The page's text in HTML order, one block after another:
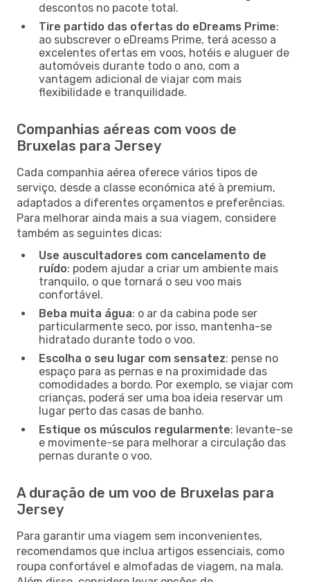
descontos no pacote total.
Tire partido das ofertas do eDreams Prime:
ao subscrever o eDreams Prime, terá acesso a
excelentes ofertas em voos, hotéis e aluguer de
automóveis durante todo o ano, com a
vantagem adicional de viajar com mais
flexibilidade e tranquilidade.
Companhias aéreas com voos de
Bruxelas para Jersey
Cada companhia aérea oferece vários tipos de
serviço, desde a classe económica até à premium,
adaptados a diferentes orçamentos e preferências.
Para melhorar ainda mais a sua viagem, considere
também as seguintes dicas:
Use auscultadores com cancelamento de
ruído: podem ajudar a criar um ambiente mais
tranquilo, o que tornará o seu voo mais
confortável.
Beba muita água: o ar da cabina pode ser
particularmente seco, por isso, mantenha-se
hidratado durante todo o voo.
Escolha o seu lugar com sensatez: pense no
espaço para as pernas e na proximidade das
comodidades a bordo. Por exemplo, se viajar com
crianças, poderá ser uma boa ideia reservar um
lugar perto das casas de banho.
Estique os músculos regularmente: levante-se
e movimente-se para melhorar a circulação das
pernas durante o voo.
A duração de um voo de Bruxelas para
Jersey
Para garantir uma viagem sem inconvenientes,
recomendamos que inclua artigos essenciais, como
roupa confortável e almofadas de viagem, na mala.